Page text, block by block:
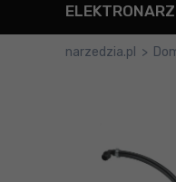
narzedzia.pl >